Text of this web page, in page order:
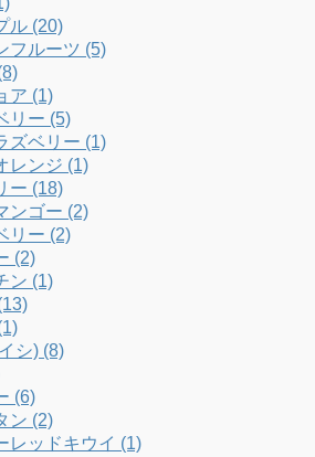
ル (20)
フルーツ (5)
ア (1)
リー (5)
ズベリー (1)
レンジ (1)
ー (18)
ンゴー (2)
リー (2)
(2)
ン (1)
シ) (8)
(6)
ン (2)
レッドキウイ (1)